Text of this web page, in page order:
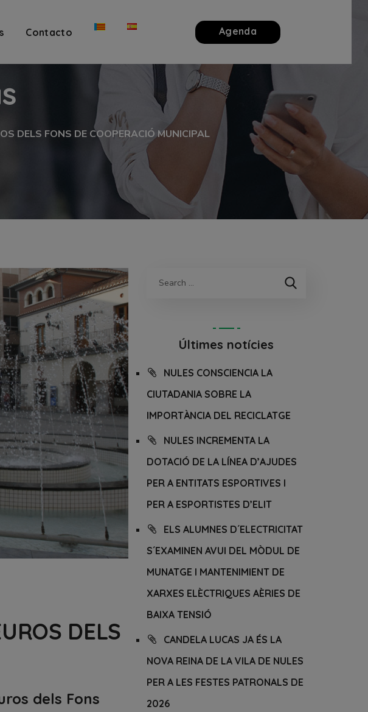
Contacto Agenda
DELS FONS DE COOPERACIÓ MUNICIPAL
DELS
dels Fons
Últimes notícies
NULES CONSCIENCIA LA
CIUTADANIA SOBRE LA
IMPORTÀNCIA DEL RECICLATGE
NULES INCREMENTA LA
DOTACIÓ DE LA LÍNEA D’AJUDES
PER A ENTITATS ESPORTIVES I
PER A ESPORTISTES D’ELIT
ELS ALUMNES D´ELECTRICITAT
S´EXAMINEN AVUI DEL MÒDUL DE
MUNATGE I MANTENIMIENT DE
XARXES ELÈCTRIQUES AÈRIES DE
BAIXA TENSIÓ
CANDELA LUCAS JA ÉS LA
NOVA REINA DE LA VILA DE NULES
PER A LES FESTES PATRONALS DE
2026